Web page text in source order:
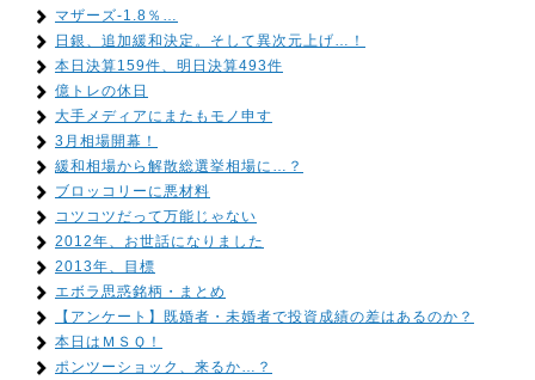
マザーズ-1.8％…
日銀、追加緩和決定。そして異次元上げ…！
本日決算159件、明日決算493件
億トレの休日
大手メディアにまたもモノ申す
3月相場開幕！
緩和相場から解散総選挙相場に…？
ブロッコリーに悪材料
コツコツだって万能じゃない
2012年、お世話になりました
2013年、目標
エボラ思惑銘柄・まとめ
【アンケート】既婚者・未婚者で投資成績の差はあるのか？
本日はＭＳＱ！
ポンツーショック、来るか…？